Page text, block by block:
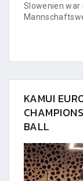
Slowenien war
KAMUI
BALL